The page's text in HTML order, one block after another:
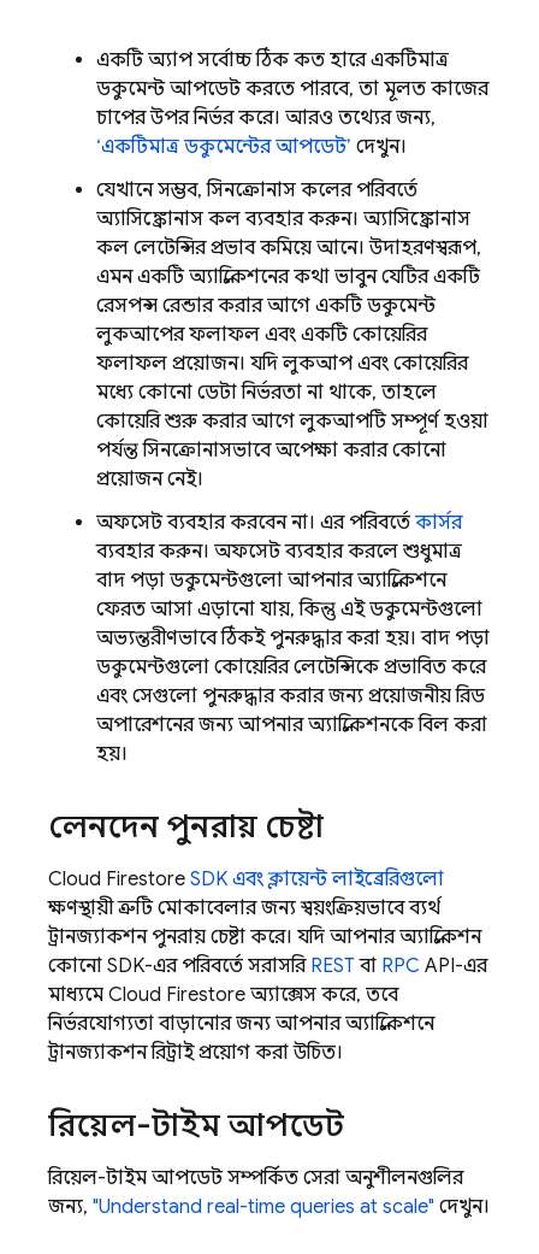
একটি অ্যাপ সর্বোচ্চ ঠিক কত হারে একটিমাত্র
ডকুমেন্ট আপডেট করতে পারবে, তা মূলত কাজের
চাপের উপর নির্ভর করে। আরও তথ্যের জন্য,
‘একটিমাত্র ডকুমেন্টের আপডেট’ দেখুন।
যেখানে সম্ভব, সিনক্রোনাস কলের পরিবর্তে
অ্যাসিঙ্ক্রোনাস কল ব্যবহার করুন। অ্যাসিঙ্ক্রোনাস
কল লেটেন্সির প্রভাব কমিয়ে আনে। উদাহরণস্বরূপ,
এমন একটি অ্যাপ্লিকেশনের কথা ভাবুন যেটির একটি
রেসপন্স রেন্ডার করার আগে একটি ডকুমেন্ট
লুকআপের ফলাফল এবং একটি কোয়েরির
ফলাফল প্রয়োজন। যদি লুকআপ এবং কোয়েরির
মধ্যে কোনো ডেটা নির্ভরতা না থাকে, তাহলে
কোয়েরি শুরু করার আগে লুকআপটি সম্পূর্ণ হওয়া
পর্যন্ত সিনক্রোনাসভাবে অপেক্ষা করার কোনো
প্রয়োজন নেই।
অফসেট ব্যবহার করবেন না। এর পরিবর্তে কার্সর
ব্যবহার করুন। অফসেট ব্যবহার করলে শুধুমাত্র
বাদ পড়া ডকুমেন্টগুলো আপনার অ্যাপ্লিকেশনে
ফেরত আসা এড়ানো যায়, কিন্তু এই ডকুমেন্টগুলো
অভ্যন্তরীণভাবে ঠিকই পুনরুদ্ধার করা হয়। বাদ পড়া
ডকুমেন্টগুলো কোয়েরির লেটেন্সিকে প্রভাবিত করে
এবং সেগুলো পুনরুদ্ধার করার জন্য প্রয়োজনীয় রিড
অপারেশনের জন্য আপনার অ্যাপ্লিকেশনকে বিল করা
হয়।
লেনদেন পুনরায় চেষ্টা
Cloud Firestore SDK এবং ক্লায়েন্ট লাইব্রেরিগুলো
ক্ষণস্থায়ী ত্রুটি মোকাবেলার জন্য স্বয়ংক্রিয়ভাবে ব্যর্থ
ট্রানজ্যাকশন পুনরায় চেষ্টা করে। যদি আপনার অ্যাপ্লিকেশন
কোনো SDK-এর পরিবর্তে সরাসরি RESTবা RPC API-এর
মাধ্যমে Cloud Firestore অ্যাক্সেস করে, তবে
নির্ভরযোগ্যতা বাড়ানোর জন্য আপনার অ্যাপ্লিকেশনে
ট্রানজ্যাকশন রিট্রাই প্রয়োগ করা উচিত।
রিয়েল-টাইম আপডেট
রিয়েল-টাইম আপডেট সম্পর্কিত সেরা অনুশীলনগুলির
জন্য, "Understand real-time queries at scale" দেখুন।